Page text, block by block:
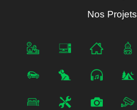
Nos Projets